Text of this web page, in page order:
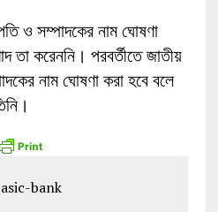
ও সম্পাদকের নাম ঘোষণা
তা করেননি। পরবর্তীতে জাতীয়
নাম ঘোষণা করা হবে বলে